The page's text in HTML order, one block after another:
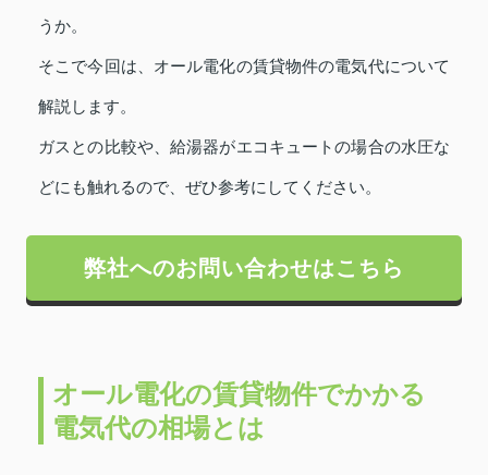
うか。
そこで今回は、オール電化の賃貸物件の電気代について
解説します。
ガスとの比較や、給湯器がエコキュートの場合の水圧な
どにも触れるので、ぜひ参考にしてください。
弊社へのお問い合わせはこちら
オール電化の賃貸物件でかかる
電気代の相場とは